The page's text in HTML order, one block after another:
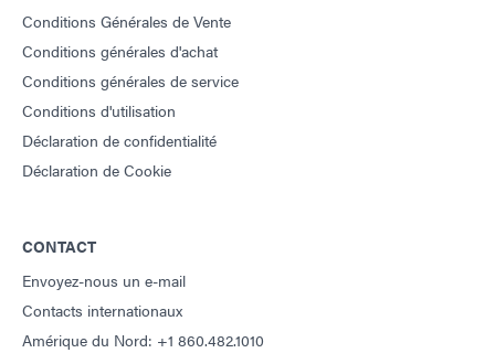
Conditions Générales de Vente
Conditions générales d'achat
Conditions générales de service
Conditions d'utilisation
Déclaration de confidentialité
Déclaration de Cookie
CONTACT
Envoyez-nous un e-mail
Contacts internationaux
Amérique du Nord: +1 860.482.1010